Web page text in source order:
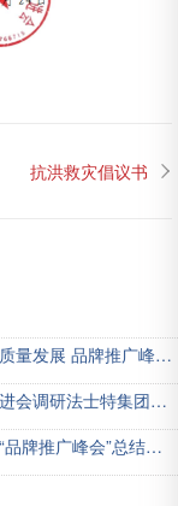
抗洪救灾倡议书
关于召开陕西省第二届质量强省品牌兴陕高质量发展 品牌推广峰会的通知
陕西省决策咨询委员会、省企业品牌建设促进会调研法士特集团品牌创建工作
陕西省企业品牌建设促进会召开半年工作及“品牌推广峰会”总结会议